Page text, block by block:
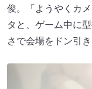
俊。「ようやくカ
タと、ゲーム中に
さで会場をドン引き